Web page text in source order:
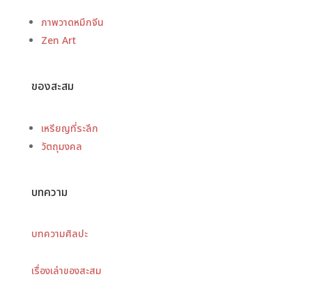
ภาพวาดหมึกจีน
Zen Art
ของสะสม
เหรียญที่ระลึก
วัตถุมงคล
บทความ
บทความศิลปะ
เรื่องเล่าของสะสม